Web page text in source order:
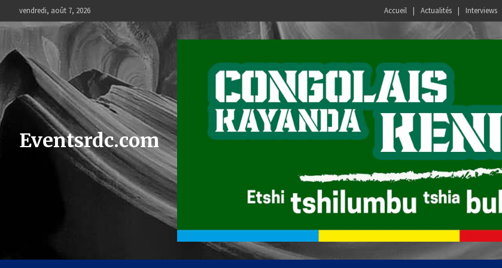
to
content
vendredi, août 7, 2026 Accueil Actualités Interviews
Eventsrdc.com